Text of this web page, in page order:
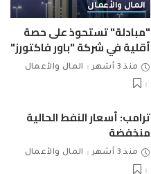
المال والأعمال
"مبادلة" تستحوذ على حصة
أقلية في شركة "باور فاكتورز"
منذ 3 أشهر المال والأعمال
ترامب: أسعار النفط الحالية
منخفضة
منذ 3 أشهر المال والأعمال